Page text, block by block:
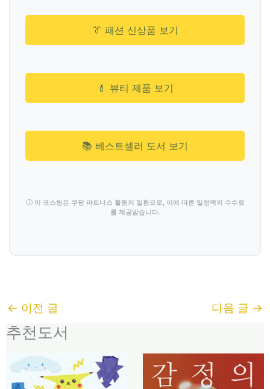
👔 패션 신상품 보기
💄 뷰티 제품 보기
📚 베스트셀러 도서 보기
ⓘ 이 포스팅은 쿠팡 파트너스 활동의 일환으로, 이에 따른 일정액의 수수료
를 제공받습니다.
← 이전 글 다음 글 →
추천도서